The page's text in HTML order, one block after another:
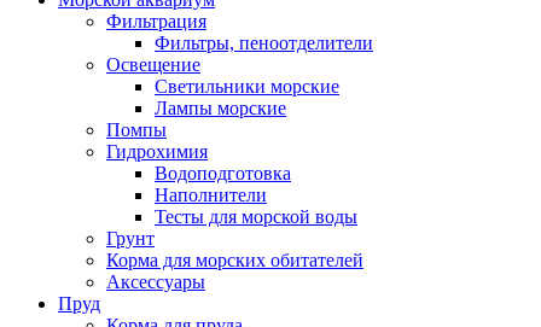
Фильтрация
Фильтры, пеноотделители
Освещение
Светильники морские
Лампы морские
Помпы
Гидрохимия
Водоподготовка
Наполнители
Тесты для морской воды
Грунт
Корма для морских обитателей
Аксессуары
Пруд